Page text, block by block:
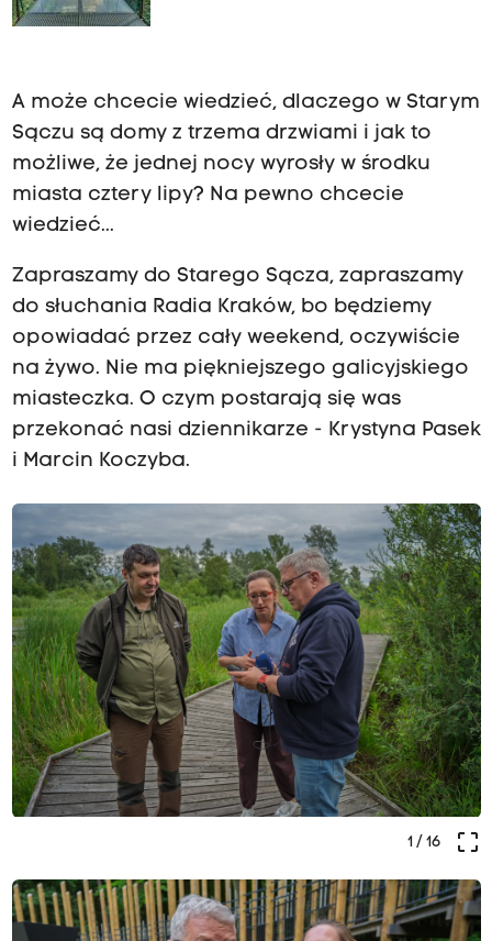
A może chcecie wiedzieć, dlaczego w Starym
Sączu są domy z trzema drzwiami i jak to
możliwe, że jednej nocy wyrosły w środku
miasta cztery lipy? Na pewno chcecie
wiedzieć...
Zapraszamy do Starego Sącza, zapraszamy
do słuchania Radia Kraków, bo będziemy
opowiadać przez cały weekend, oczywiście
na żywo. Nie ma piękniejszego galicyjskiego
miasteczka. O czym postarają się was
przekonać nasi dziennikarze - Krystyna Pasek
i Marcin Koczyba.
crop_free
1/ 16